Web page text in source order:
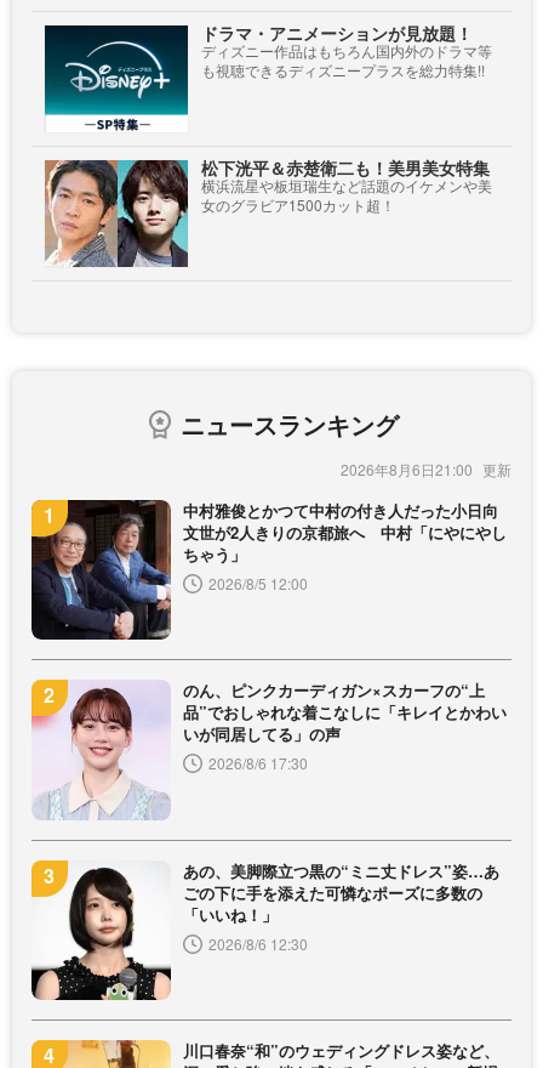
ドラマ・アニメーションが見放題！
ディズニー作品はもちろん国内外のドラマ等
も視聴できるディズニープラスを総力特集!!
松下洸平＆赤楚衛二も！美男美女特集
横浜流星や板垣瑞生など話題のイケメンや美
女のグラビア1500カット超！
ニュースランキング
2026年8月6日21:00
中村雅俊とかつて中村の付き人だった小日向
文世が2人きりの京都旅へ 中村「にやにやし
ちゃう」
2026/8/5 12:00
のん、ピンクカーディガン×スカーフの“上
品”でおしゃれな着こなしに「キレイとかわい
いが同居してる」の声
2026/8/6 17:30
あの、美脚際立つ黒の“ミニ丈ドレス”姿…あ
ごの下に手を添えた可憐なポーズに多数の
「いいね！」
2026/8/6 12:30
川口春奈“和”のウェディングドレス姿など、